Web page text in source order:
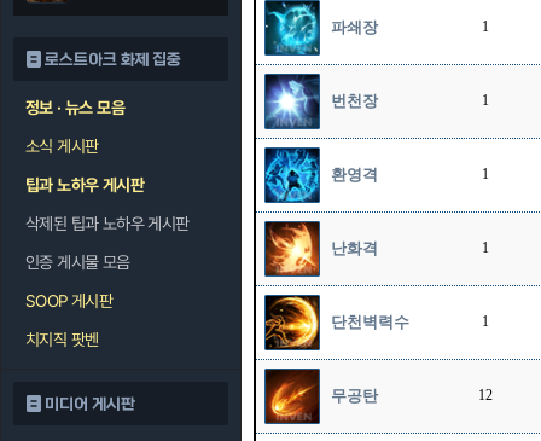
로스트아크 화제 집중
정보 · 뉴스 모음
소식 게시판
팁과 노하우 게시판
삭제된 팁과 노하우 게시판
인증 게시물 모음
SOOP 게시판
치지직 팟벤
미디어 게시판
파쇄장 1
번천장 1
환영격 1
난화격 1
단천벽력수 1
무공탄 12